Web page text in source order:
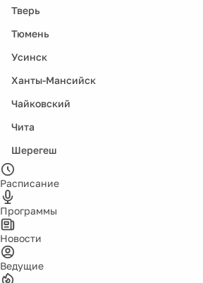
Тверь
Тюмень
Усинск
Ханты-Мансийск
Чайковский
Чита
Шерегеш
Расписание
Программы
Новости
Ведущие